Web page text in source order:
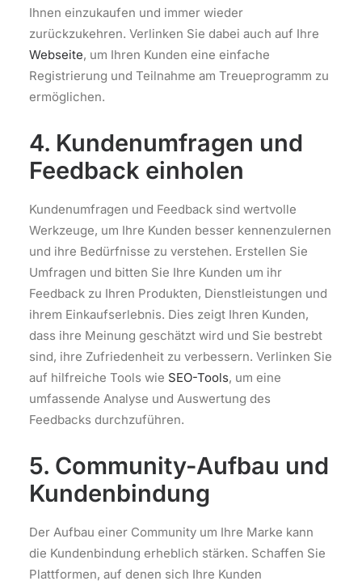
Ihnen einzukaufen und immer wieder
zurückzukehren. Verlinken Sie dabei auch auf Ihre
Webseite, um Ihren Kunden eine einfache
Registrierung und Teilnahme am Treueprogramm zu
ermöglichen.
4. Kundenumfragen und
Feedback einholen
Kundenumfragen und Feedback sind wertvolle
Werkzeuge, um Ihre Kunden besser kennenzulernen
und ihre Bedürfnisse zu verstehen. Erstellen Sie
Umfragen und bitten Sie Ihre Kunden um ihr
Feedback zu Ihren Produkten, Dienstleistungen und
ihrem Einkaufserlebnis. Dies zeigt Ihren Kunden,
dass ihre Meinung geschätzt wird und Sie bestrebt
sind, ihre Zufriedenheit zu verbessern. Verlinken Sie
auf hilfreiche Tools wie SEO-Tools, um eine
umfassende Analyse und Auswertung des
Feedbacks durchzuführen.
5. Community-Aufbau und
Kundenbindung
Der Aufbau einer Community um Ihre Marke kann
die Kundenbindung erheblich stärken. Schaffen Sie
Plattformen, auf denen sich Ihre Kunden